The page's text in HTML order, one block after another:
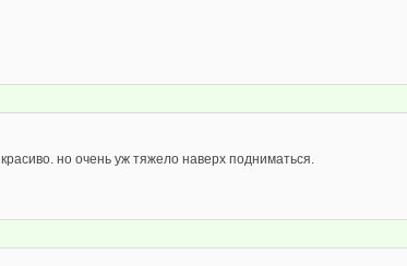
но очень уж тяжело наверх подниматься.